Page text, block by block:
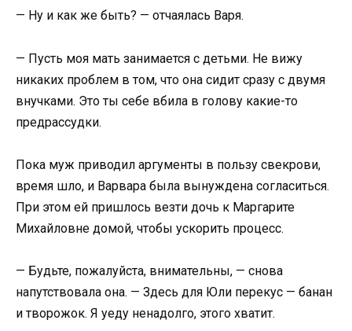
— Ну и как же быть? — отчаялась Варя.
— Пусть моя мать занимается с детьми. Не вижу
никаких проблем в том, что она сидит сразу с двумя
внучками. Это ты себе вбила в голову какие-то
предрассудки.
Пока муж приводил аргументы в пользу свекрови,
время шло, и Варвара была вынуждена согласиться.
При этом ей пришлось везти дочь к Маргарите
Михайловне домой, чтобы ускорить процесс.
— Будьте, пожалуйста, внимательны, — снова
напутствовала она. — Здесь для Юли перекус — банан
и творожок. Я уеду ненадолго, этого хватит.